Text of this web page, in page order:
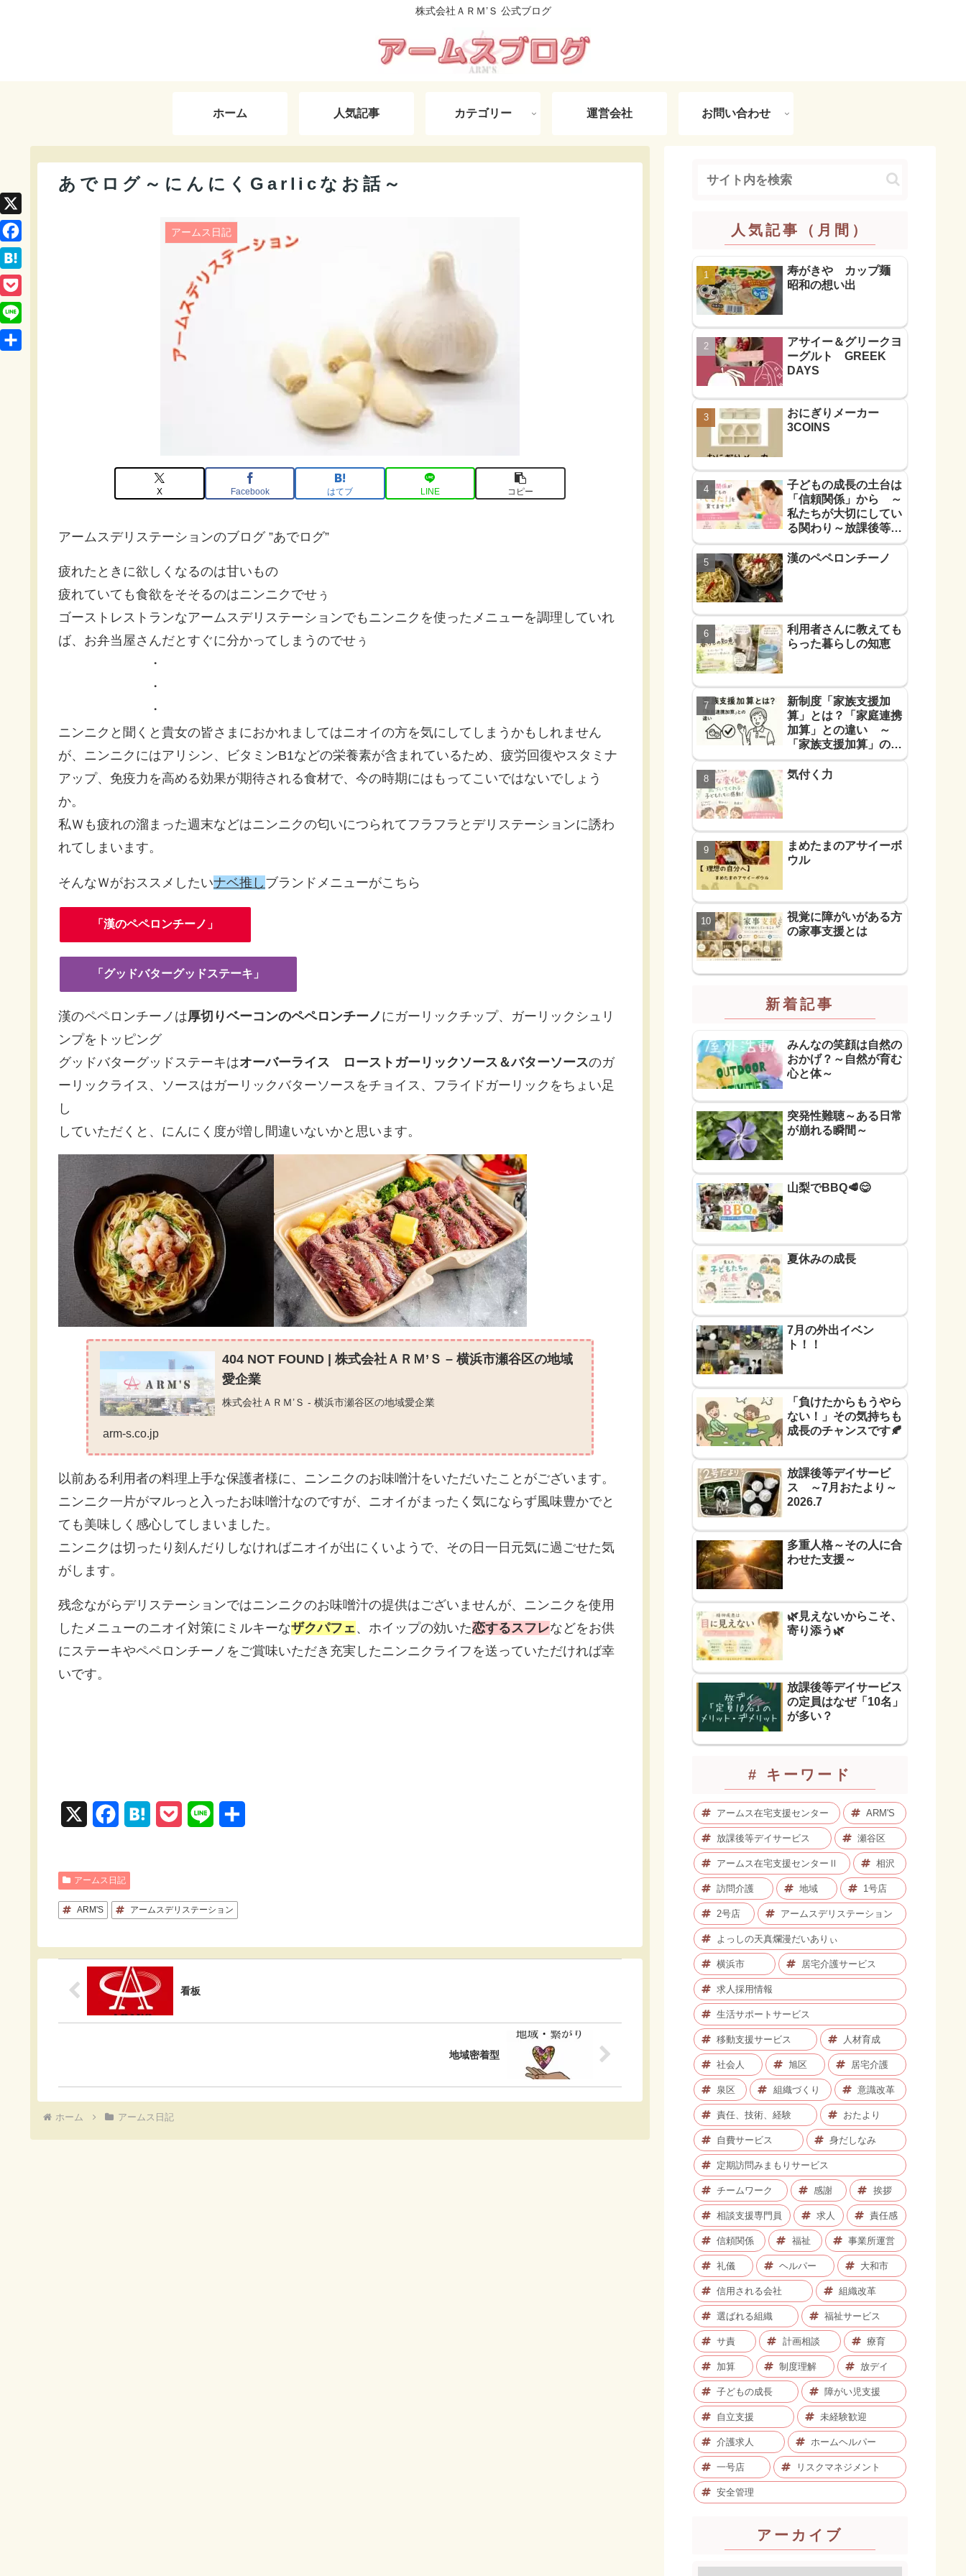
株式会社ＡＲＭ’Ｓ 公式ブログ
ホーム 人気記事 カテゴリー 運営会社 お問い合わせ
あでログ～にんにくGarlicなお話～
アームス日記
X Facebook はてブ LINE コピー
アームスデリステーションのブログ ”あでログ”
疲れたときに欲しくなるのは甘いもの
疲れていても食欲をそそるのはニンニクでせぅ
ゴーストレストランなアームスデリステーションでもニンニクを使ったメニューを調理していれ
ば、お弁当屋さんだとすぐに分かってしまうのでせぅ
・
・
・
ニンニクと聞くと貴女の皆さまにおかれましてはニオイの方を気にしてしまうかもしれません
が、ニンニクにはアリシン、ビタミンB1などの栄養素が含まれているため、疲労回復やスタミナ
アップ、免疫力を高める効果が期待される食材で、今の時期にはもってこいではないでしょう
か。
私Ｗも疲れの溜まった週末などはニンニクの匂いにつられてフラフラとデリステーションに誘わ
れてしまいます。
そんなＷがおススメしたいナベ推し ブランドメニューがこちら
「漢のペペロンチーノ」
「グッドバターグッドステーキ」
漢のペペロンチーノは厚切りベーコンのペペロンチーノ にガーリックチップ、ガーリックシュリ
ンプをトッピング
グッドバターグッドステーキはオーバーライス ローストガーリックソース＆バターソースのガ
ーリックライス、ソースはガーリックバターソースをチョイス、フライドガーリックをちょい足
し
していただくと、にんにく度が増し間違いないかと思います。
404 NOT FOUND | 株式会社ＡＲＭ’Ｓ – 横浜市瀬谷区の地域
愛企業
株式会社ＡＲＭ’Ｓ - 横浜市瀬谷区の地域愛企業
arm-s.co.jp
以前ある利用者の料理上手な保護者様に、ニンニクのお味噌汁をいただいたことがございます。
ニンニク一片がマルっと入ったお味噌汁なのですが、ニオイがまったく気にならず風味豊かでと
ても美味しく感心してしまいました。
ニンニクは切ったり刻んだりしなければニオイが出にくいようで、その日一日元気に過ごせた気
がします。
残念ながらデリステーションではニンニクのお味噌汁の提供はございませんが、ニンニクを使用
したメニューのニオイ対策にミルキーなザクパフェ、ホイップの効いた恋するスフレなどをお供
にステーキやペペロンチーノをご賞味いただき充実したニンニクライフを送っていただければ幸
いです。
e
b
o
k
n e
アームス日記
ARM'S アームスデリステーション
看板
地域密着型
ホーム アームス日記
X
F
a
c
e
b
H
a
t
e
P
o
c
L
人気記事（月間）
寿がきや カップ麺
昭和の想い出
アサイー＆グリークヨ
ーグルト GREEK
DAYS
おにぎりメーカー
3COINS
子どもの成長の土台は
「信頼関係」から ～
私たちが大切にしてい
る関わり～放課後等デ
イサービス
漢のペペロンチーノ
利用者さんに教えても
らった暮らしの知恵
新制度「家族支援加
算」とは？「家庭連携
加算」との違い ～
「家族支援加算」の算
定要件と支援方法！を
解説します～
気付く力
まめたまのアサイーボ
ウル
視覚に障がいがある方
の家事支援とは
新着記事
みんなの笑顔は自然の
おかげ？～自然が育む
心と体～
突発性難聴～ある日常
が崩れる瞬間～
山梨でBBQ🥩😋
夏休みの成長
7月の外出イベン
ト！！
「負けたからもうやら
ない！」その気持ちも
成長のチャンスです🍂
放課後等デイサービ
ス ～7月おたより～
2026.7
多重人格～その人に合
わせた支援～
🌿見えないからこそ、
寄り添う🌿
放課後等デイサービス
の定員はなぜ「10名」
が多い？
# キーワード
アームス在宅支援センター ARM'S
放課後等デイサービス 瀬谷区
アームス在宅支援センターⅡ 相沢
訪問介護 地域 1号店
2号店 アームスデリステーション
よっしの天真爛漫だいありぃ
横浜市 居宅介護サービス
求人採用情報
生活サポートサービス
移動支援サービス 人材育成
社会人 旭区 居宅介護
泉区 組織づくり 意識改革
責任、技術、経験 おたより
自費サービス 身だしなみ
定期訪問みまもりサービス
チームワーク 感謝 挨拶
相談支援専門員 求人 責任感
信頼関係 福祉 事業所運営
礼儀 ヘルパー 大和市
信用される会社 組織改革
選ばれる組織 福祉サービス
サ責 計画相談 療育
加算 制度理解 放デイ
子どもの成長 障がい児支援
自立支援 未経験歓迎
介護求人 ホームヘルパー
一号店 リスクマネジメント
安全管理
アーカイブ